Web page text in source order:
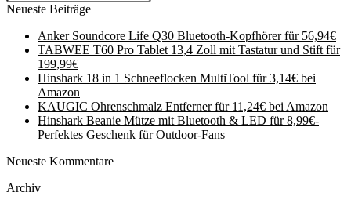
Neueste Beiträge
Anker Soundcore Life Q30 Bluetooth-Kopfhörer für 56,94€
TABWEE T60 Pro Tablet 13,4 Zoll mit Tastatur und Stift für
199,99€
Hinshark 18 in 1 Schneeflocken MultiTool für 3,14€ bei
Amazon
KAUGIC Ohrenschmalz Entferner für 11,24€ bei Amazon
Hinshark Beanie Mütze mit Bluetooth & LED für 8,99€-
Perfektes Geschenk für Outdoor-Fans
Neueste Kommentare
Archiv